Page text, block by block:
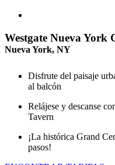
Westgate Nueva York
Nueva York, NY
Disfrute del paisaje
al balcón
Relájese y descanse
Tavern
¡La histórica Grand
pasos!